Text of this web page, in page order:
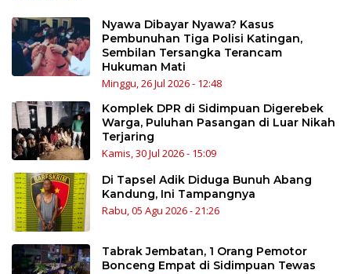
Nyawa Dibayar Nyawa? Kasus
Pembunuhan Tiga Polisi Katingan,
Sembilan Tersangka Terancam
Hukuman Mati
Minggu, 26 Jul 2026 - 12:48
Komplek DPR di Sidimpuan Digerebek
Warga, Puluhan Pasangan di Luar Nikah
Terjaring
Kamis, 30 Jul 2026 - 15:09
Di Tapsel Adik Diduga Bunuh Abang
Kandung, Ini Tampangnya
Rabu, 05 Agu 2026 - 21:26
Tabrak Jembatan, 1 Orang Pemotor
Bonceng Empat di Sidimpuan Tewas